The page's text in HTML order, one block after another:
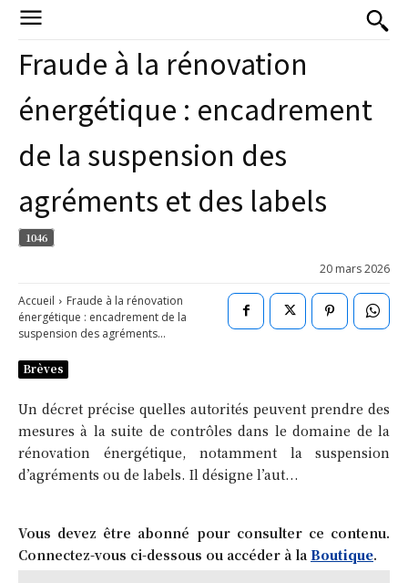
Fraude à la rénovation
énergétique : encadrement
de la suspension des
agréments et des labels
1046
20 mars 2026
Accueil
Fraude à la rénovation
énergétique : encadrement de la
suspension des agréments...
Brèves
Un décret précise quelles autorités peuvent prendre des
mesures à la suite de contrôles dans le domaine de la
rénovation énergétique, notamment la suspension
d’agréments ou de labels. Il désigne l’aut...
Vous devez être abonné pour consulter ce contenu.
Connectez-vous ci-dessous ou accéder à la Boutique.